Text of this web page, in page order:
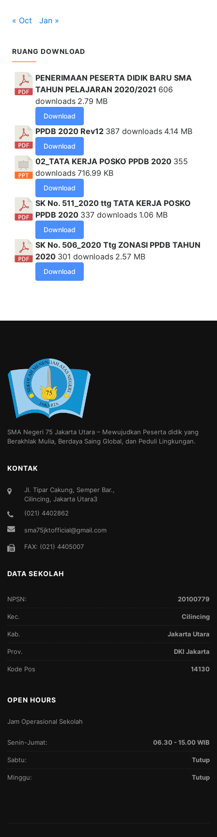
« Oct Jan »
RUANG DOWNLOAD
PENERIMAAN PESERTA DIDIK BARU SMA
TAHUN PELAJARAN 2020/2021 606
downloads 2.79 MB
Download
PPDB 2020 Rev12 387 downloads 4.14 MB
Download
02_TATA KERJA POSKO PPDB 2020 355
downloads 716.99 KB
Download
SK No. 511_2020 ttg TATA KERJA POSKO
PPDB 2020 337 downloads 1.06 MB
Download
SK No. 506_2020 Ttg ZONASI PPDB TAHUN
2020 301 downloads 2.57 MB
Download
SMA Negeri 75 Jakarta Utara – Mewujudkan Peserta didik yang
Berakhlak Mulia, Berdaya Saing Global, dan Peduli Lingkungan.
KONTAK
Jl. Tipar Cakung, Semper Bar.,
Cilincing, Jakarta Utara3
(021) 4402862
sma75jktofficial@gmail.com
FAX: (021) 4405007
DATA SEKOLAH
NPSN: 20100779
Kec. Cilincing
Kab. Jakarta Utara
Prov. DKI Jakarta
Kode Pos 14130
OPEN HOURS
Jam Operasional Sekolah
Senin-Jumat: 06.30 - 15.00 WIB
Sabtu: Tutup
Minggu: Tutup